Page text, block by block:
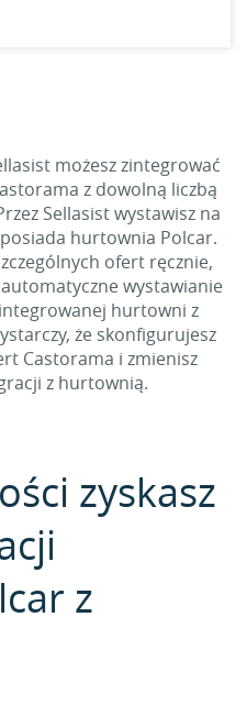
możesz zintegrować
z dowolną liczbą
Sellasist wystawisz na
hurtownia Polcar.
ofert ręcznie,
wystawianie
hurtowni z
że skonfigurujesz
Castorama i zmienisz
z hurtownią.
zyskasz
z